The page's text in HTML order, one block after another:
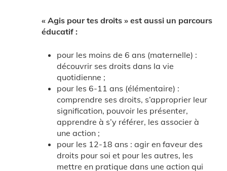
« Agis pour tes droits » est aussi un parcours
éducatif :
pour les moins de 6 ans (maternelle) :
découvrir ses droits dans la vie
quotidienne ;
pour les 6-11 ans (élémentaire) :
comprendre ses droits, s’approprier leur
signification, pouvoir les présenter,
apprendre à s’y référer, les associer à
une action ;
pour les 12-18 ans : agir en faveur des
droits pour soi et pour les autres, les
mettre en pratique dans une action qui